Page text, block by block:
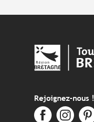
Rejoignez-nous !